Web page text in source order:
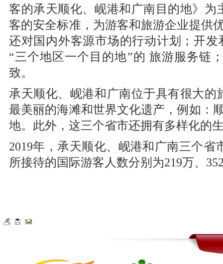
客的承天顺化、岘港和广南目的地》
客的安全标准，为游客和旅游企业提供
还对国内外客源市场的行动计划；开
“三个地区一个目的地”的 旅游服务链
致。
承天顺化、岘港和广南位于具有很大
最美丽的海滩和世界文化遗产，例如：
地。此外，这三个省市还拥有多样化的
2019年，承天顺化、岘港和广南三个省
所接待的国际游客人数分别为219万、